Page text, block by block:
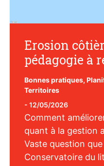
Erosion
pédagogie à
Bonnes pratiques,
Territoires
- 12/05/2026
Comment
quant à la gestion
Vaste question que
Conservatoire du